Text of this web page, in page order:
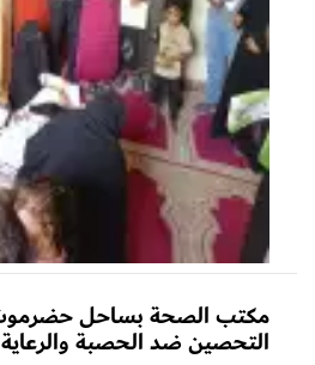
مكتب الصحة بساحل
التحصين ضد الحصبة